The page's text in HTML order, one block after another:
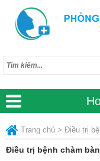
Trang chủ > Điều trị
Điều trị bệnh chàm